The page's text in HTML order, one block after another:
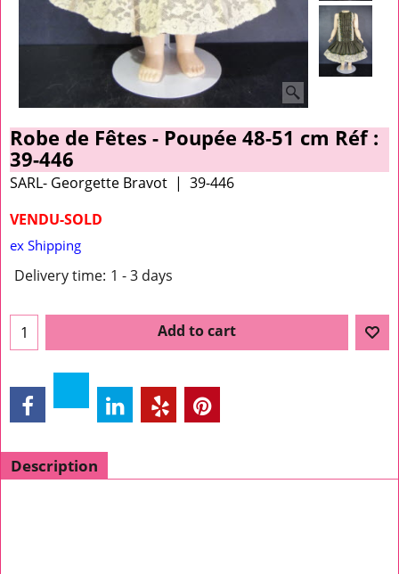
Robe de Fêtes - Poupée 48-51 cm Réf :
39-446
SARL- Georgette Bravot
39-446
VENDU-SOLD
ex Shipping
Delivery time: 1 - 3 days
Add to cart
Description